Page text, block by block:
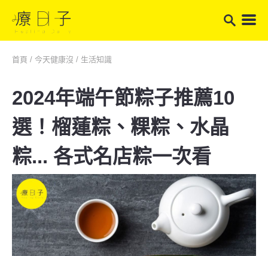
首頁 / 今天健康沒 / 生活知識
2024年端午節粽子推薦10
選！榴蓮粽、粿粽、水晶
粽... 各式名店粽一次看